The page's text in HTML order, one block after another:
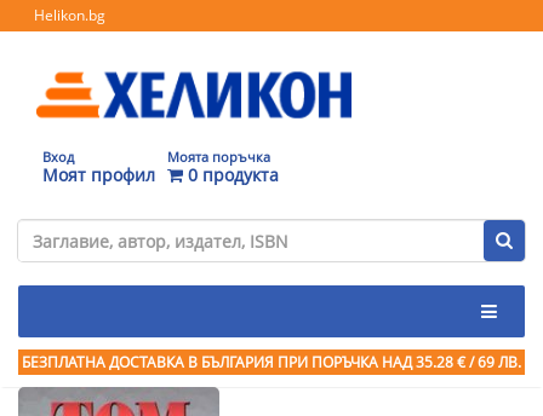
Helikon.bg
Вход
Моят профил
Моята поръчка
0 продукта
БЕЗПЛАТНА ДОСТАВКА В БЪЛГАРИЯ ПРИ ПОРЪЧКА НАД 35.28 € / 69 ЛВ.